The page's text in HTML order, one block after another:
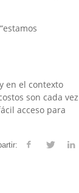
en el contexto
son cada vez
acceso para